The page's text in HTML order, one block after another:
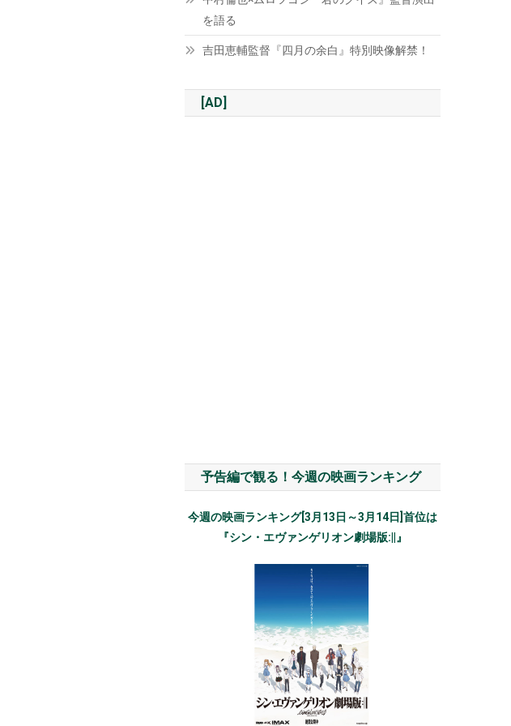
を語る
吉田恵輔監督『四月の余白』特別映像解禁！
[AD]
予告編で観る！今週の映画ランキング
今週の映画ランキング[3月13日～3月14日]首位は
『シン・エヴァンゲリオン劇場版:||』